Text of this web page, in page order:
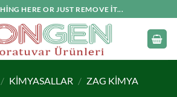
HERE OR JUST REMOVE IT...
/ KIMYASALLAR / ZAG KIMYA